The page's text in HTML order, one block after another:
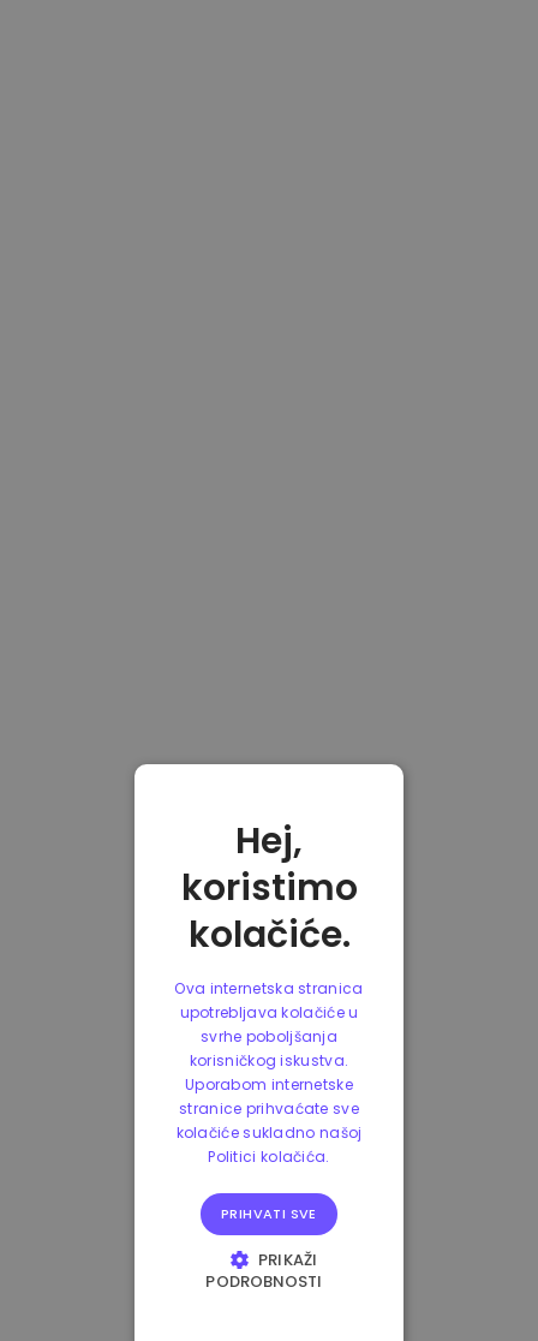
Hej,
koristimo
kolačiće.
Ova internetska stranica
upotrebljava kolačiće u
svrhe poboljšanja
korisničkog iskustva.
Uporabom internetske
stranice prihvaćate sve
kolačiće sukladno našoj
Politici kolačića.
PRIHVATI SVE
PRIKAŽI
PODROBNOSTI